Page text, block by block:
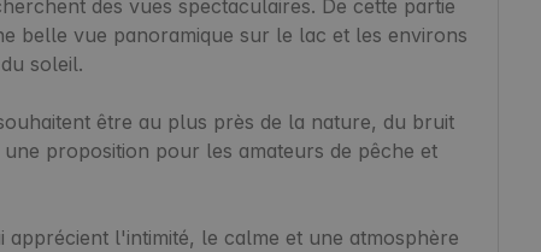
des vues spectaculaires. De cette partie
belle vue panoramique sur le lac et les environs
soleil.
proposition pour les amateurs de pêche et